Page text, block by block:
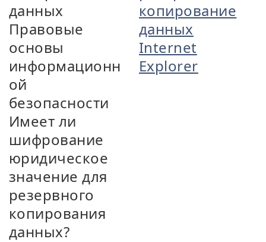
данных
Правовые
основы
информационн
ой
безопасности
Имеет ли
шифрование
юридическое
значение для
резервного
копирования
данных?
копирование
данных
Internet
Explorer